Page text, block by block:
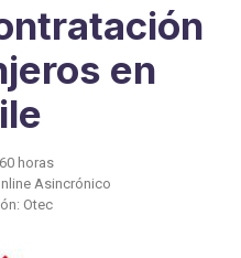
en
horas
Asincrónico
Otec